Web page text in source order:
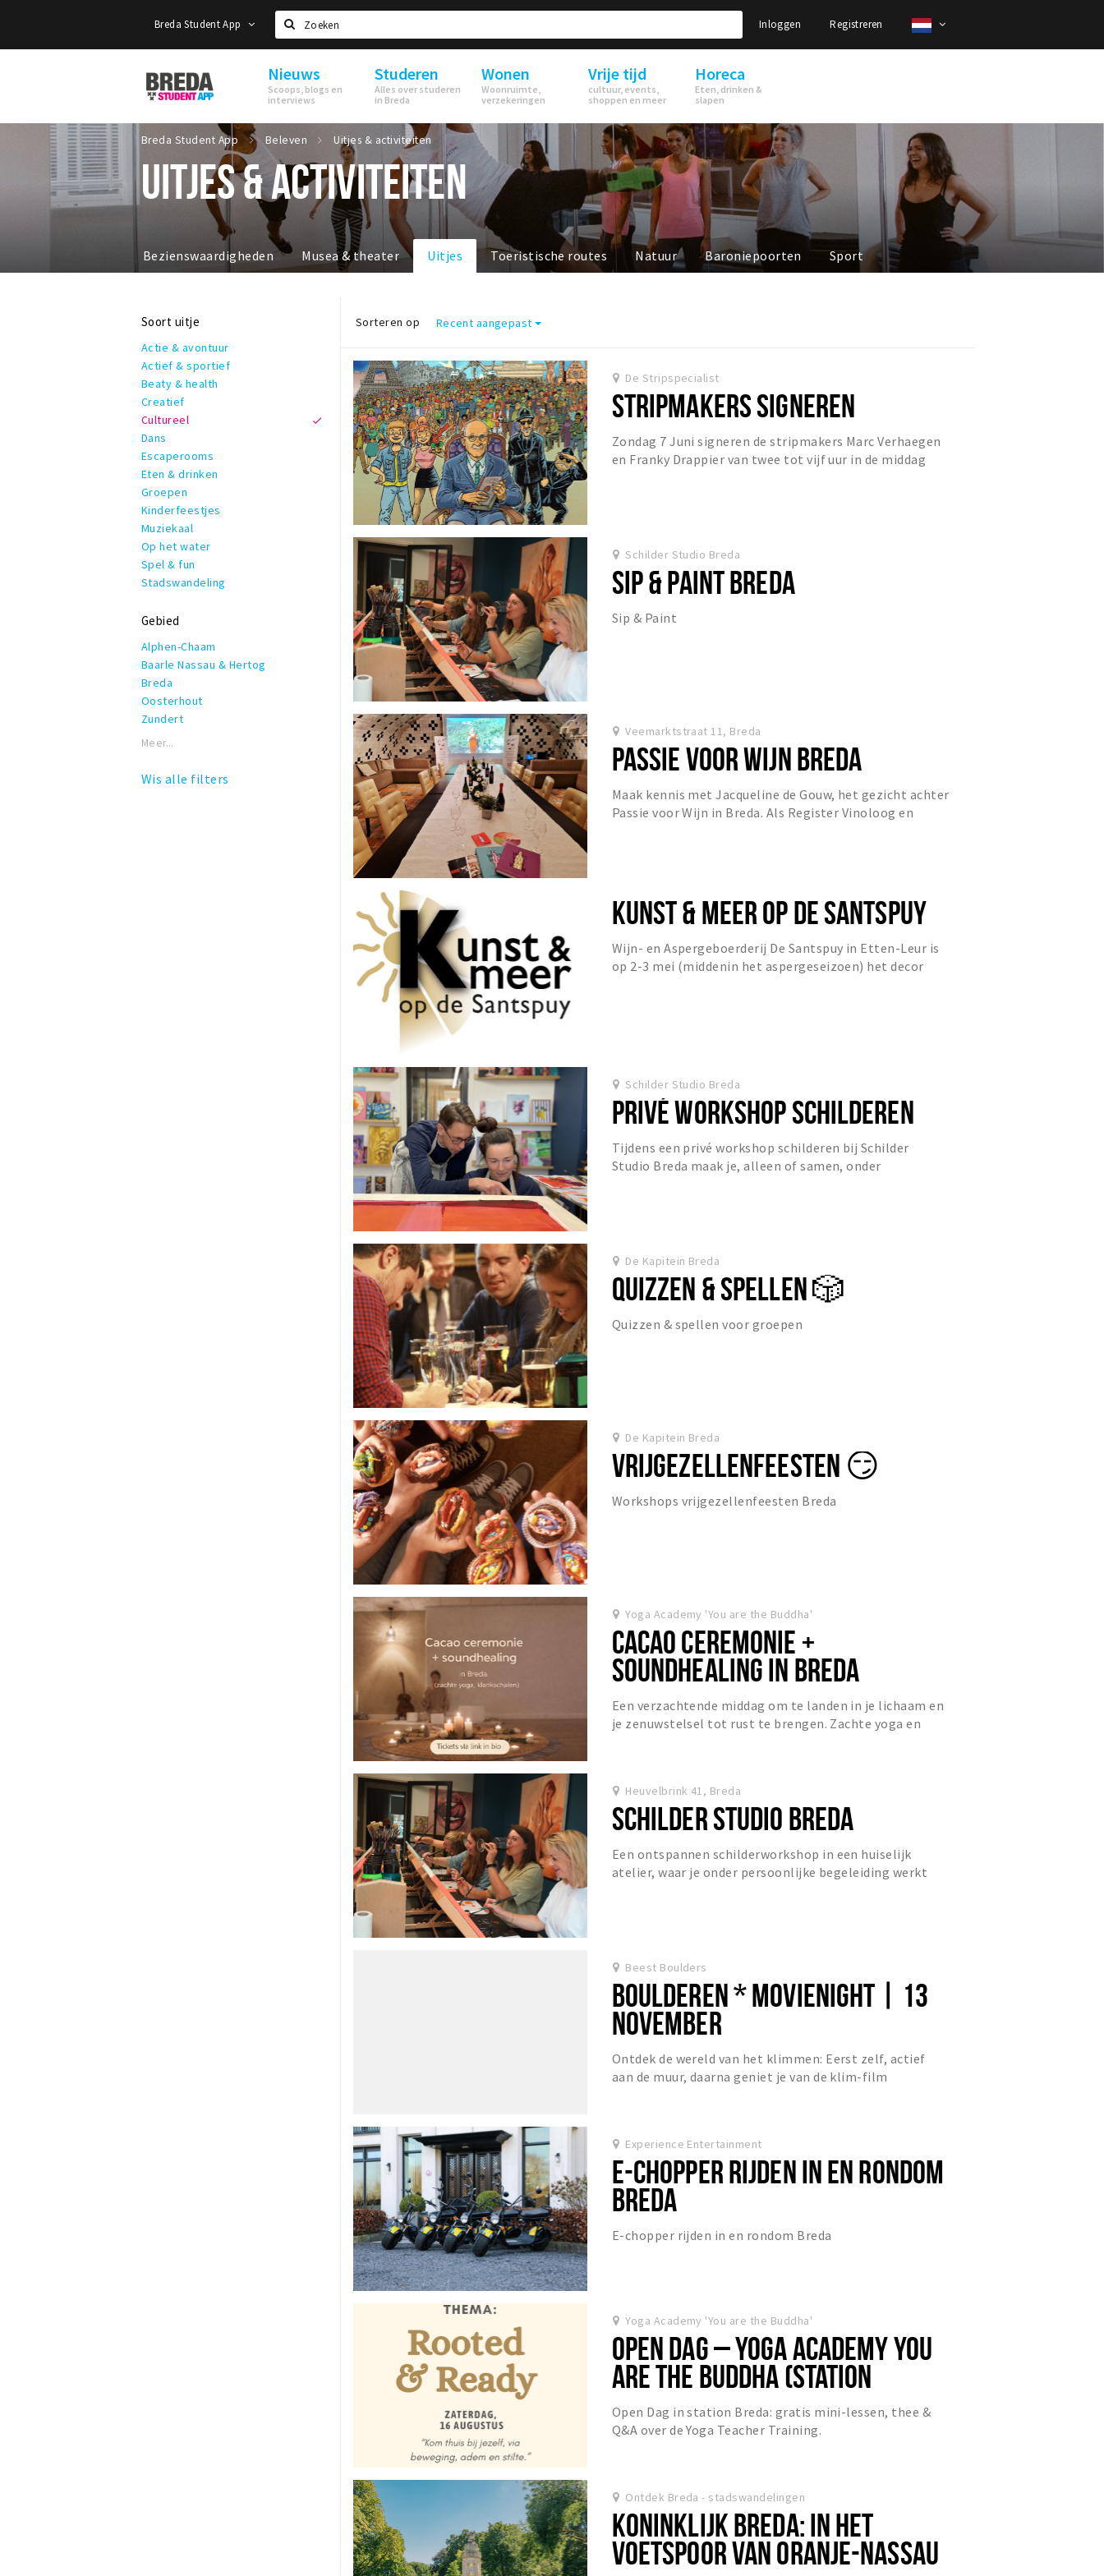
Breda Student App
Zoeken
Inloggen Registreren
Breda
Student
Nieuws
Scoops, blogs en
interviews
Studeren
Alles over studeren
in Breda
Wonen
Woonruimte,
verzekeringen
Vrije tijd
cultuur, events,
shoppen en meer
Horeca
Eten, drinken &
slapen
Breda Student App Beleven Uitjes & activiteiten
UITJES & ACTIVITEITEN
Bezienswaardigheden Musea & theater Uitjes Toeristische routes Natuur Baroniepoorten Sport
Soort uitje
Actie & avontuur
Actief & sportief
Beaty & health
Creatief
Cultureel
Dans
Escaperooms
Eten & drinken
Groepen
Kinderfeestjes
Muziekaal
Op het water
Spel & fun
Stadswandeling
Gebied
Alphen-Chaam
Baarle Nassau & Hertog
Breda
Oosterhout
Zundert
Meer...
Wis alle filters
Sorteren op Recent aangepast
De Stripspecialist
STRIPMAKERS SIGNEREN
Zondag 7 Juni signeren de stripmakers Marc Verhaegen
en Franky Drappier van twee tot vijf uur in de middag
Schilder Studio Breda
SIP & PAINT BREDA
Sip & Paint
Veemarktstraat 11, Breda
PASSIE VOOR WIJN BREDA
Maak kennis met Jacqueline de Gouw, het gezicht achter
Passie voor Wijn in Breda. Als Register Vinoloog en
KUNST & MEER OP DE SANTSPUY
Wijn- en Aspergeboerderij De Santspuy in Etten-Leur is
op 2-3 mei (middenin het aspergeseizoen) het decor
Schilder Studio Breda
PRIVÉ WORKSHOP SCHILDEREN
Tijdens een privé workshop schilderen bij Schilder
Studio Breda maak je, alleen of samen, onder
De Kapitein Breda
QUIZZEN & SPELLEN 🎲
Quizzen & spellen voor groepen
De Kapitein Breda
VRIJGEZELLENFEESTEN 😏
Workshops vrijgezellenfeesten Breda
Yoga Academy 'You are the Buddha'
CACAO CEREMONIE +
SOUNDHEALING IN BREDA
(STATION)
Een verzachtende middag om te landen in je lichaam en
je zenuwstelsel tot rust te brengen. Zachte yoga en
Heuvelbrink 41, Breda
SCHILDER STUDIO BREDA
Een ontspannen schilderworkshop in een huiselijk
atelier, waar je onder persoonlijke begeleiding werkt
Beest Boulders
BOULDEREN * MOVIENIGHT | 13
NOVEMBER
Ontdek de wereld van het klimmen: Eerst zelf, actief
aan de muur, daarna geniet je van de klim-film
Experience Entertainment
E-CHOPPER RIJDEN IN EN RONDOM
BREDA
E-chopper rijden in en rondom Breda
Yoga Academy 'You are the Buddha'
OPEN DAG – YOGA ACADEMY YOU
ARE THE BUDDHA (STATION
BREDA)
Open Dag in station Breda: gratis mini-lessen, thee &
Q&A over de Yoga Teacher Training.
Ontdek Breda - stadswandelingen
KONINKLIJK BREDA: IN HET
VOETSPOOR VAN ORANJE-NASSAU